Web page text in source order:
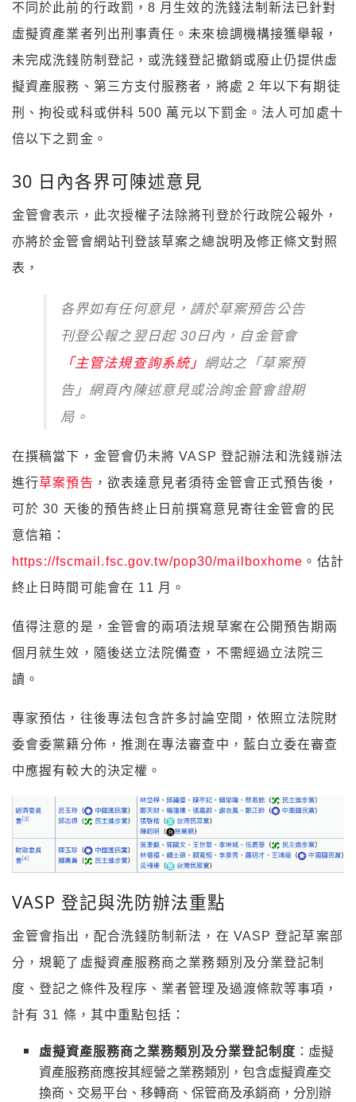
不同於此前的行政罰，8 月生效的洗錢法制新法已針對
虛擬資產業者列出刑事責任。未來檢調機構接獲舉報，
未完成洗錢防制登記，或洗錢登記撤銷或廢止仍提供虛
擬資產服務、第三方支付服務者，將處 2 年以下有期徒
刑、拘役或科或併科 500 萬元以下罰金。法人可加處十
倍以下之罰金。
30 日內各界可陳述意見
金管會表示，此次授權子法除將刊登於行政院公報外，
亦將於金管會網站刊登該草案之總說明及修正條文對照
表，
各界如有任何意見，請於草案預告公告
刊登公報之翌日起 30日內，自金管會
「主管法規查詢系統」 網站之「草案預
告」網頁內陳述意見或洽詢金管會證期
局。
在撰稿當下，金管會仍未將VASP 登記辦法和洗錢辦法
進行草案預告 ，欲表達意見者須待金管會正式預告後，
可於 30 天後的預告終止日前撰寫意見寄往金管會的民
意信箱：
https://fscmail.fsc.gov.tw/pop30/mailboxhome 。估計
終止日時間可能會在 11 月。
值得注意的是，金管會的兩項法規草案在公開預告期兩
個月就生效，隨後送立法院備查，不需經過立法院三
讀。
專家預估，往後專法包含許多討論空間，依照立法院財
委會委黨籍分佈，推測在專法審查中，藍白立委在審查
中應握有較大的決定權。
VASP 登記與洗防辦法重點
金管會指出，配合洗錢防制新法，在 VASP 登記草案部
分，規範了虛擬資產服務商之業務類別及分業登記制
度、登記之條件及程序、業者管理及過渡條款等事項，
計有 31 條，其中重點包括：
虛擬資產服務商之業務類別及分業登記制度 ：虛擬
資產服務商應按其經營之業務類別，包含虛擬資產交
換商、交易平台、移轉商、保管商及承銷商，分別辦